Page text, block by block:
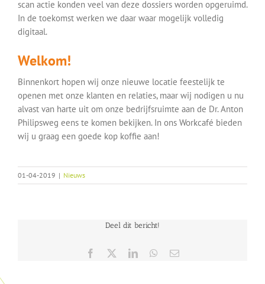
scan actie konden veel van deze dossiers worden opgeruimd.
In de toekomst werken we daar waar mogelijk volledig
digitaal.
Welkom!
Binnenkort hopen wij onze nieuwe locatie feestelijk te
openen met onze klanten en relaties, maar wij nodigen u nu
alvast van harte uit om onze bedrijfsruimte aan de Dr. Anton
Philipsweg eens te komen bekijken. In ons Workcafé bieden
wij u graag een goede kop koffie aan!
01-04-2019 | Nieuws
Deel dit bericht!
Facebook LinkedInWhatsApp
E-